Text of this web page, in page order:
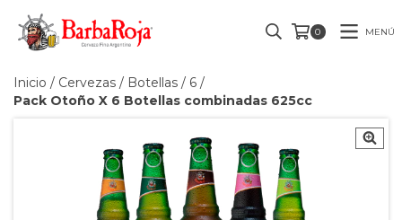
0 MENÚ
Inicio / Cervezas / Botellas / 6 /
Pack Otoño X 6 Botellas combinadas 625cc